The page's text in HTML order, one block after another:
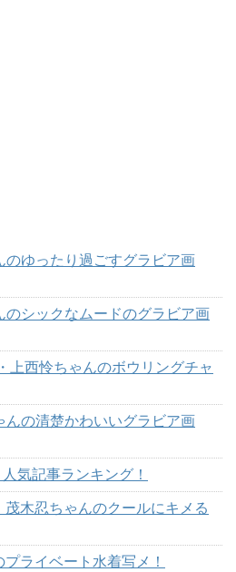
ゆったり過ごすグラビア画
シックなムードのグラビア画
上西怜ちゃんのボウリングチャ
の清楚かわいいグラビア画
気記事ランキング！
木忍ちゃんのクールにキメる
ライベート水着写メ！